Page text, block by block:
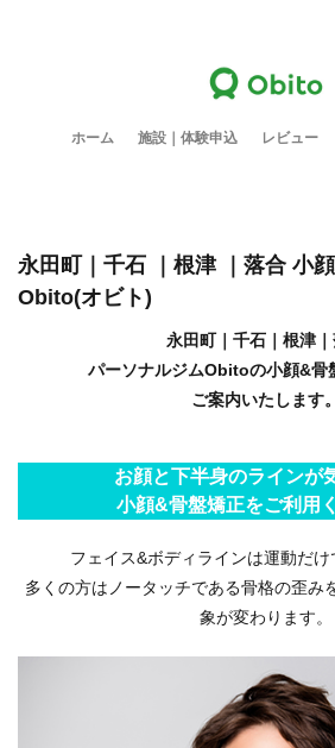
ホーム 施設｜体験申込 レビュー
永田町｜千石 ｜根津 ｜落合 小
Obito(オビト)
永田町｜ 千石 根津
パーソナルジムObitoの小顔&骨
ご案内いたします。
お顔と下半身のラインが
小顔&骨盤矯正をご利用
フェイス&ボディラインは運動だけ
多くの方はノータッチである骨格の歪み
象が変わります。